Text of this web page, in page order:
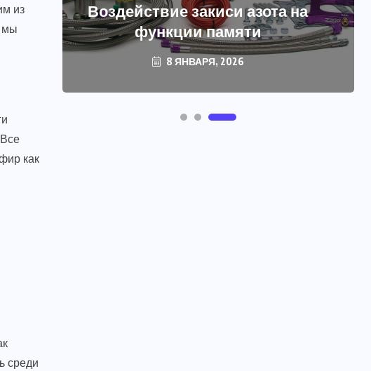
из
мы
как
среди
Воздействие закиси азота на
функции памяти
8 ЯНВАРЯ, 2026